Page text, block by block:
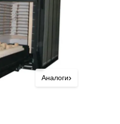
Аналоги›